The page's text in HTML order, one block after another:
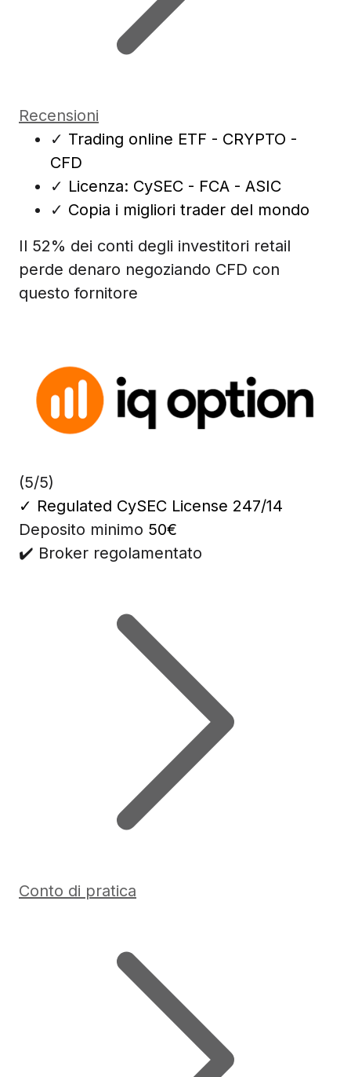
Recensioni
✓ Trading online ETF - CRYPTO -
CFD
✓ Licenza: CySEC - FCA - ASIC
✓ Copia i migliori trader del mondo
Il 52% dei conti degli investitori retail
perde denaro negoziando CFD con
questo fornitore
(5/5)
✓ Regulated CySEC License 247/14
Deposito minimo 50€
✔️ Broker regolamentato
Conto di pratica